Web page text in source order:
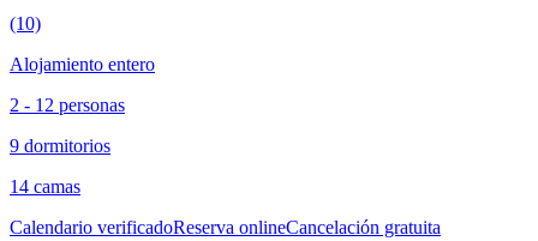
(10)
Alojamiento entero
2 - 12 personas
9 dormitorios
14 camas
Calendario verificadoReserva onlineCancelación gratuita